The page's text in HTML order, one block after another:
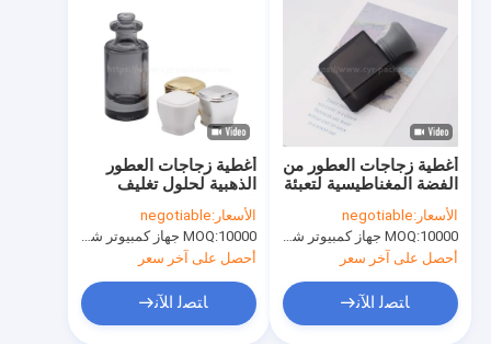
أغطية زجاجات العطور
الذهبية لحلول تغليف
قطعة
الأسعار:negotiable
MOQ:10000 جهاز كمبيوتر شخصى
أحصل على آخر سعر
ﺎﺘﺼﻟ ﺍﻶﻧ
أغطية زجاجات العطور من
الفضة المغناطيسية لتعبئة
العطور
الأسعار:negotiable
MOQ:10000 جهاز كمبيوتر شخصى
أحصل على آخر سعر
ﺎﺘﺼﻟ ﺍﻶﻧ